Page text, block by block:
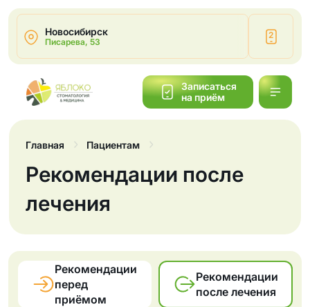
Новосибирск
Писарева, 53
2
Записаться
на приём
Главная Пациентам
Рекомендации после
лечения
Рекомендации
перед
приёмом
Рекомендации
после лечения
Написать
Обратный